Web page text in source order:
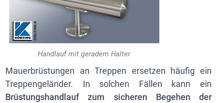
Handlauf mit geradem Halter
Mauerbrüstungen an Treppen ersetzen häufig ein
Treppengeländer. In solchen Fällen kann ein
Brüstungshandlauf
zum sicheren Begehen der